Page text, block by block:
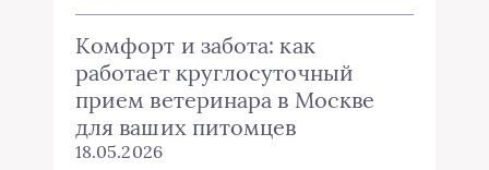
Комфорт и забота: как
работает круглосуточный
прием ветеринара в Москве
для ваших питомцев
18.05.2026